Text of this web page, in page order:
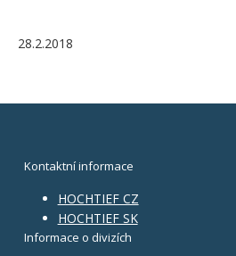
28.2.2018
Kontaktní informace
HOCHTIEF CZ
HOCHTIEF SK
Informace o divizích